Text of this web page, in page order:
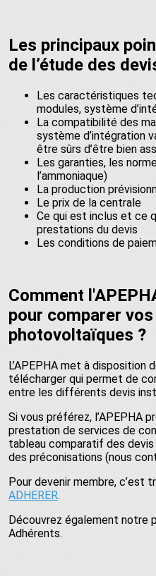
Les principaux
de l’étude des
Les caractéristiques
modules, système
La compatibilité des
système d’intégration
être sûrs d’être bien
Les garanties, les
l’ammoniaque)
La production
Le prix de la centrale
Ce qui est inclus et ce
prestations du devis
Les conditions de
Comment
pour comparer
photovoltaïques ?
L’APEPHA met à disposition
télécharger qui permet de
entre les différents devis
Si vous préférez, l’APEPHA
prestation de services de
tableau comparatif des devis
des préconisations (nous
Pour devenir membre, c’est
ADHERER.
Découvrez également notre
Adhérents.